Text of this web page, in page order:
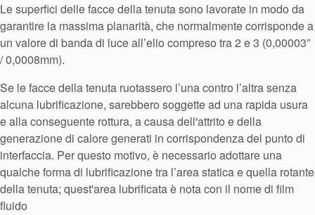
Le superfici delle facce della tenuta sono lavorate in modo da
garantire la massima planarità, che normalmente corrisponde a
un valore di banda di luce all’elio compreso tra 2 e 3 (0,00003”
/ 0,0008mm).
Se le facce della tenuta ruotassero l’una contro l’altra senza
alcuna lubrificazione, sarebbero soggette ad una rapida usura
e alla conseguente rottura, a causa dell'attrito e della
generazione di calore generati in corrispondenza del punto di
interfaccia. Per questo motivo, è necessario adottare una
qualche forma di lubrificazione tra l’area statica e quella rotante
della tenuta; quest'area lubrificata è nota con il nome di film
fluido